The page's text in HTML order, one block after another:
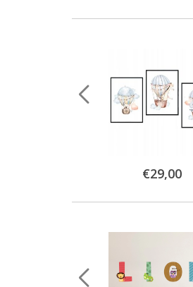
Special
Price
€29,00